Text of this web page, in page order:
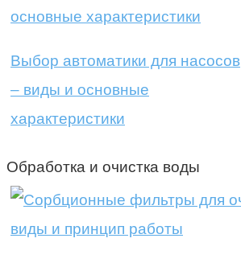
Выбор автоматики для насосов
– виды и основные
характеристики
Обработка и очистка воды